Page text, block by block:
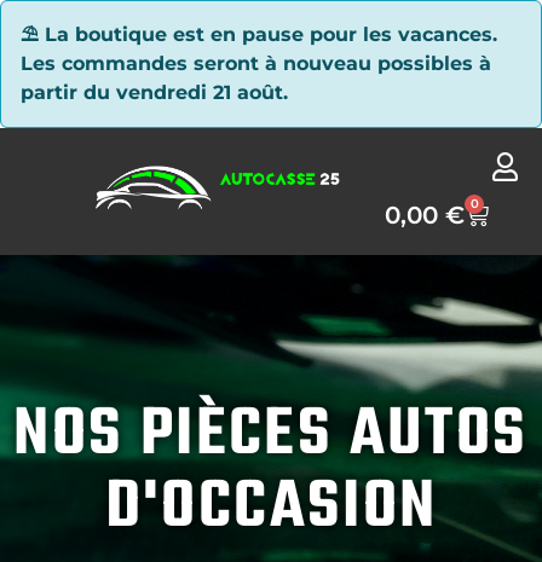
⛱ La boutique est en pause pour les vacances.
Les commandes seront à nouveau possibles à
partir du vendredi 21 août.
0,00€ 0
NOS PIÈCES AUTOS
D'OCCASION
Panneau de gestion des cookies